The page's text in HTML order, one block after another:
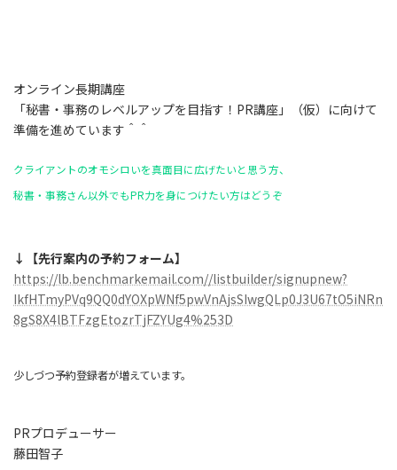
オンライン長期講座
「秘書・事務のレベルアップを目指す！PR講座」（仮）に向けて
準備を進めています＾＾
クライアントのオモシロいを真面目に広げたいと思う方、
秘書・事務さん以外でもPR力を身につけたい方はどうぞ
↓【先行案内の予約フォーム】
https://lb.benchmarkemail.com//listbuilder/signupnew?
IkfHTmyPVq9QQ0dYOXpWNf5pwVnAjsSIwgQLp0J3U67tO5iNRn
8gS8X4lBTFzgEtozrTjFZYUg4%253D
少しづつ予約登録者が増えています。
PRプロデューサー
藤田智子